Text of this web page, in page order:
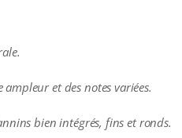
et des notes variées.
bien intégrés, fins et ronds.